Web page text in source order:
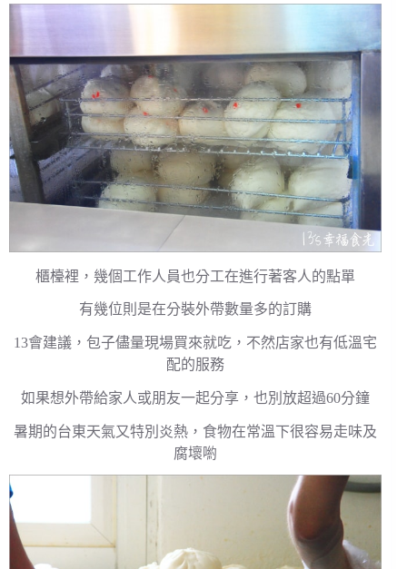
櫃檯裡，幾個工作人員也分工在進行著客人的點單
有幾位則是在分裝外帶數量多的訂購
13會建議，包子儘量現場買來就吃，不然店家也有低溫宅
配的服務
如果想外帶給家人或朋友一起分享，也別放超過60分鐘
暑期的台東天氣又特別炎熱，食物在常溫下很容易走味及
腐壞喲